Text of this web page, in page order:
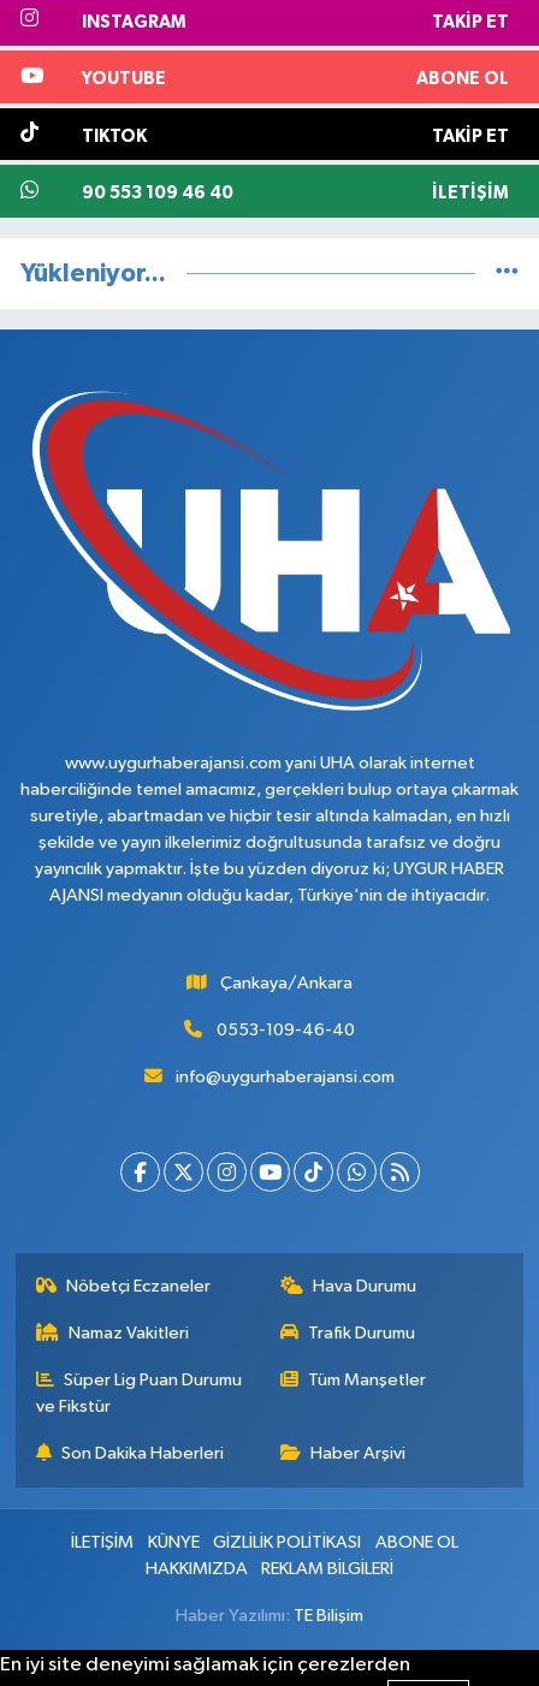
INSTAGRAM TAKIP ET
YOUTUBE ABONE OL
TIKTOK TAKIP ET
90 553 109 46 40 İLETIŞIM
Yükleniyor...
www.uygurhaberajansi.com yani UHA olarak internet
haberciliğinde temel amacımız, gerçekleri bulup ortaya çıkarmak
suretiyle, abartmadan ve hiçbir tesir altında kalmadan, en hızlı
şekilde ve yayın ilkelerimiz doğrultusunda tarafsız ve doğru
yayıncılık yapmaktır. İşte bu yüzden diyoruz ki; UYGUR HABER
AJANSI medyanın olduğu kadar, Türkiye'nin de ihtiyacıdır.
Çankaya/Ankara
0553-109-46-40
info@uygurhaberajansi.com
Nöbetçi Eczaneler Hava Durumu
Namaz Vakitleri Trafik Durumu
Süper Lig Puan Durumu
ve Fikstür
Tüm Manşetler
Son Dakika Haberleri Haber Arşivi
İLETİŞİM KÜNYE GİZLİLİK POLİTİKASI
ABONE OL
HAKKIMIZDA
REKLAM BİLGİLERİ
Haber Yazılımı: TE Bilişim
En iyi site deneyimi sağlamak için çerezlerden